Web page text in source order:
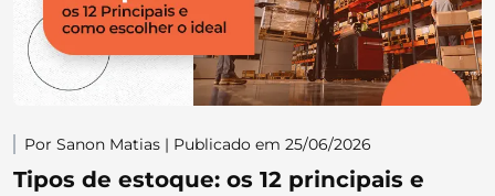
Por Sanon Matias | Publicado em 25/06/2026
Tipos de estoque: os 12 principais e